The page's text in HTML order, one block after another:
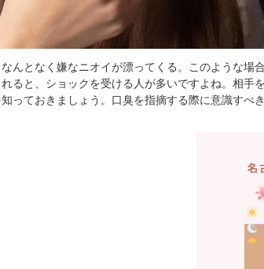
んとなく嫌なニオイが漂ってくる。このような場
ると、ショックを受ける人が多いですよね。相手
っておきましょう。口臭を指摘する際に意識すべ